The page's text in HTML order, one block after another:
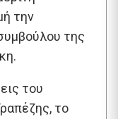
την
της
του
το